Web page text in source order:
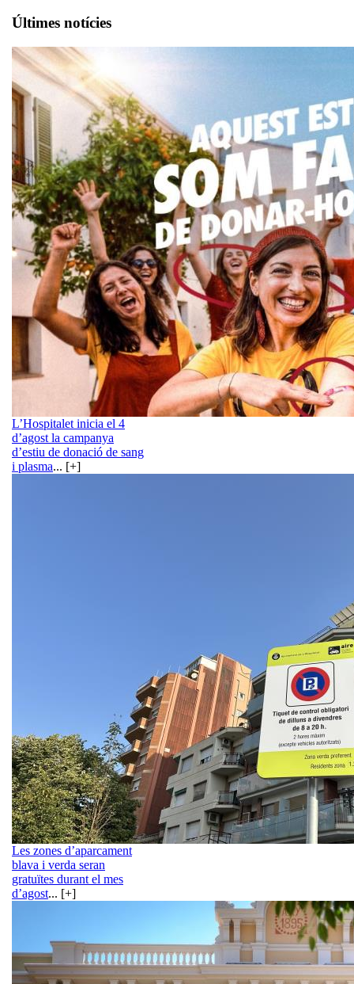
Últimes notícies
L’Hospitalet inicia el 4
d’agost la campanya
d’estiu de donació de sang
i plasma... [+]
Les zones d’aparcament
blava i verda seran
gratuïtes durant el mes
d’agost... [+]